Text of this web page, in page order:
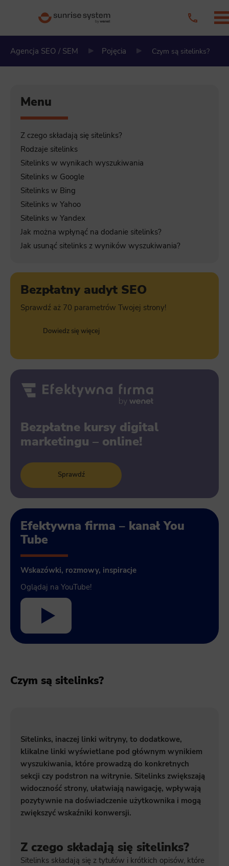
Agencja SEO / SEM Pojęcia Czym są sitelinks?
Menu
Z czego składają się sitelinks?
Rodzaje sitelinks
Sitelinks w wynikach wyszukiwania
Sitelinks w Google
Sitelinks w Bing
Sitelinks w Yahoo
Sitelinks w Yandex
Jak można wpłynąć na dodanie sitelinks?
Jak usunąć sitelinks z wyników wyszukiwania?
Bezpłatny audyt SEO
Sprawdź aż 70 parametrów Twojej strony!
Dowiedz się więcej
Bezpłatne kursy digital
marketingu – online!
Sprawdź
Efektywna firma – kanał You
Tube
Wskazówki, rozmowy, inspiracje
Oglądaj na YouTube!
Czym są sitelinks?
Sitelinks, inaczej linki witryny, to dodatkowe,
klikalne linki wyświetlane pod głównym wynikiem
wyszukiwania, które prowadzą do konkretnych
sekcji czy podstron na witrynie. Sitelinks zwiększają
widoczność strony, ułatwiają nawigację, wpływają
pozytywnie na doświadczenie użytkownika i mogą
zwiększyć wskaźniki konwersji.
Z czego składają się sitelinks?
Sitelinks składają się z tytułów i krótkich opisów, które